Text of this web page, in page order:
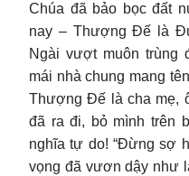
Chúa đã bảo bọc đất
nay – Thượng Đế là
Ngài vượt muôn trùng
mái nhà chung mang
Thượng Đế là cha mẹ,
đã ra đi, bỏ mình trên
nghĩa tự do! “Đừng sợ
vọng đã vươn dậy như